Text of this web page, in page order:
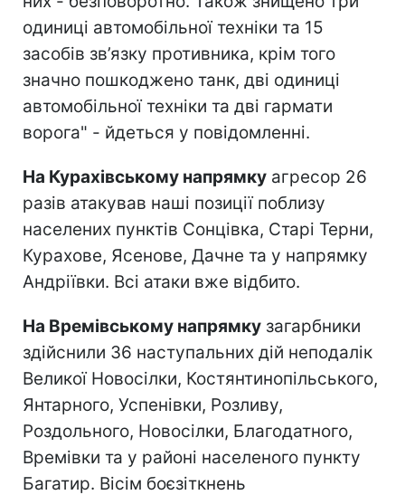
одиниці автомобільної техніки та 15
засобів зв’язку противника, крім того
значно пошкоджено танк, дві одиниці
автомобільної техніки та дві гармати
ворога" - йдеться у повідомленні.
На Курахівському напрямку агресор 26
разів атакував наші позиції поблизу
населених пунктів Сонцівка, Старі Терни,
Курахове, Ясенове, Дачне та у напрямку
Андріївки. Всі атаки вже відбито.
На Времівському напрямку загарбники
здійснили 36 наступальних дій неподалік
Великої Новосілки, Костянтинопільського,
Янтарного, Успенівки, Розливу,
Роздольного, Новосілки, Благодатного,
Времівки та у районі населеного пункту
Багатир. Вісім боєзіткнень